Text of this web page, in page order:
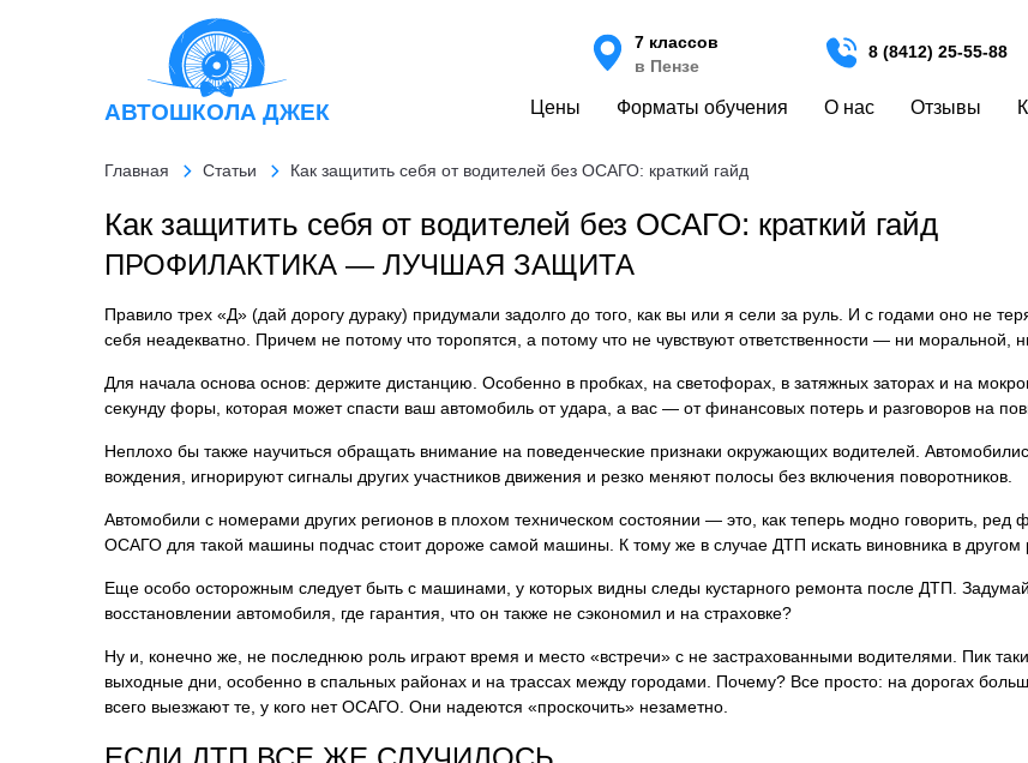
АВТОШКОЛА ДЖЕК
7 классов
в Пензе
8 (8412) 25-55-88
Цены Форматы обучения О нас Отзывы
Главная Статьи Как защитить себя от водителей без ОСАГО: краткий гайд
Как защитить себя от водителей без ОСАГО: краткий гайд
ПРОФИЛАКТИКА — ЛУЧШАЯ ЗАЩИТА
Правило трех «Д» (дай дорогу дураку) придумали задолго до того, как вы или я сели за руль. И с годами оно не
себя неадекватно. Причем не потому что торопятся, а потому что не чувствуют ответственности — ни моральной,
Для начала основа основ: держите дистанцию. Особенно в пробках, на светофорах, в затяжных заторах и на
секунду форы, которая может спасти ваш автомобиль от удара, а вас — от финансовых потерь и разговоров на
Неплохо бы также научиться обращать внимание на поведенческие признаки окружающих водителей.
вождения, игнорируют сигналы других участников движения и резко меняют полосы без включения поворотников.
Автомобили с номерами других регионов в плохом техническом состоянии — это, как теперь модно говорить, ред
ОСАГО для такой машины подчас стоит дороже самой машины. К тому же в случае ДТП искать виновника в другом
Еще особо осторожным следует быть с машинами, у которых видны следы кустарного ремонта после ДТП.
восстановлении автомобиля, где гарантия, что он также не сэкономил и на страховке?
Ну и, конечно же, не последнюю роль играют время и место «встречи» с не застрахованными водителями. Пик
выходные дни, особенно в спальных районах и на трассах между городами. Почему? Все просто: на дорогах
всего выезжают те, у кого нет ОСАГО. Они надеются «проскочить» незаметно.